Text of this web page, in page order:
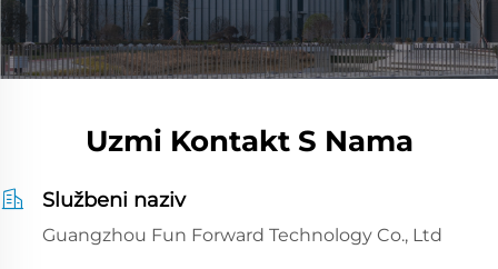
Uzmi Kontakt S Nama
Službeni naziv
Guangzhou Fun Forward Technology Co., Ltd